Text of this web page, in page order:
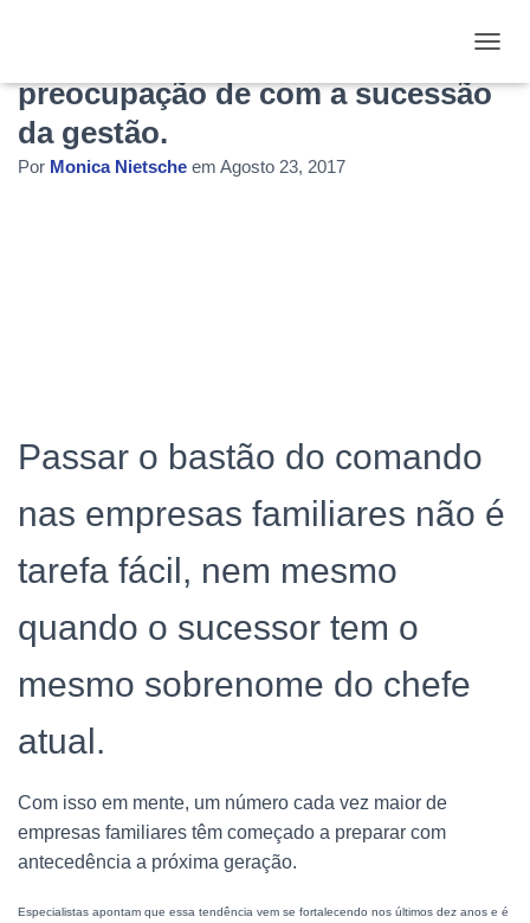
preocupação de com a sucessão
da gestão.
Por Monica Nietsche em Agosto 23, 2017
Passar o bastão do comando
nas empresas familiares não é
tarefa fácil, nem mesmo
quando o sucessor tem o
mesmo sobrenome do chefe
atual.
Com isso em mente, um número cada vez maior de
empresas familiares têm começado a preparar com
antecedência a próxima geração.
Especialistas apontam que essa tendência vem se fortalecendo nos últimos dez anos e é